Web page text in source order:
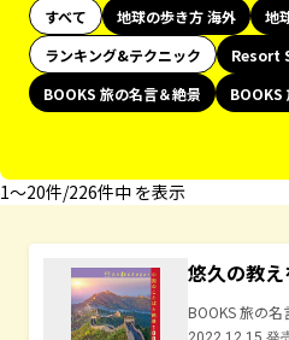
すべて 地球の歩き方 海外 地
ランキング&テクニック
Resort
BOOKS 旅の名言＆絶景
BOOKS
1〜20件/226件中 を表示
悠久の教
BOOKS 旅の名